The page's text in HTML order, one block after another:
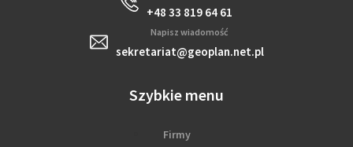
+48 33 819 64 61
Napisz wiadomość
sekretariat@geoplan.net.pl
Szybkie menu
Firmy